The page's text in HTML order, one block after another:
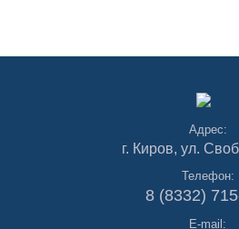
Адрес:
г. Киров, ул.
Телефон:
8 (8332)
E-mail: